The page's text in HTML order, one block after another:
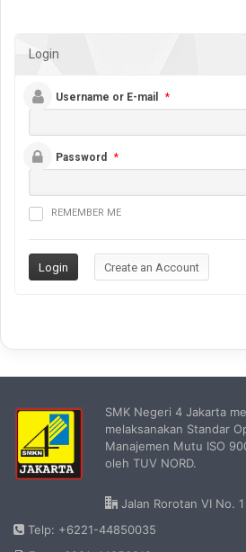
Login
Username or E-mail *
Password *
REMEMBER ME
SMK Negeri 4 Jakarta
melaksanakan Standar
Manajemen Mutu ISO
oleh TUV NORD.
Jalan Rorotan VI No.
Telp: +6221-44850035